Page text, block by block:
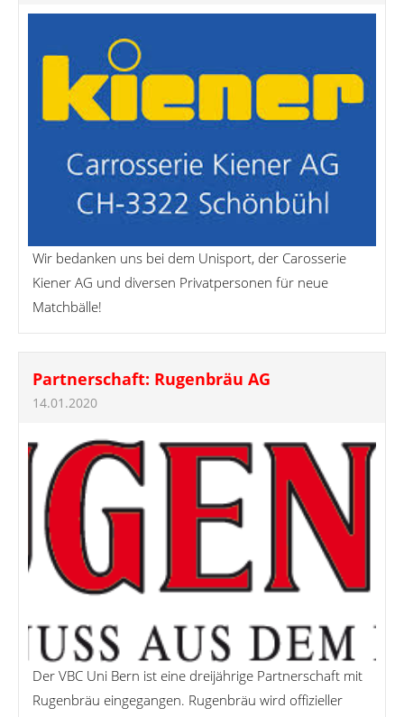
Wir bedanken uns bei dem Unisport, der Carosserie
Kiener AG und diversen Privatpersonen für neue
Matchbälle!
Partnerschaft: Rugenbräu AG
14.01.2020
Der VBC Uni Bern ist eine dreijährige Partnerschaft mit
Rugenbräu eingegangen. Rugenbräu wird offizieller